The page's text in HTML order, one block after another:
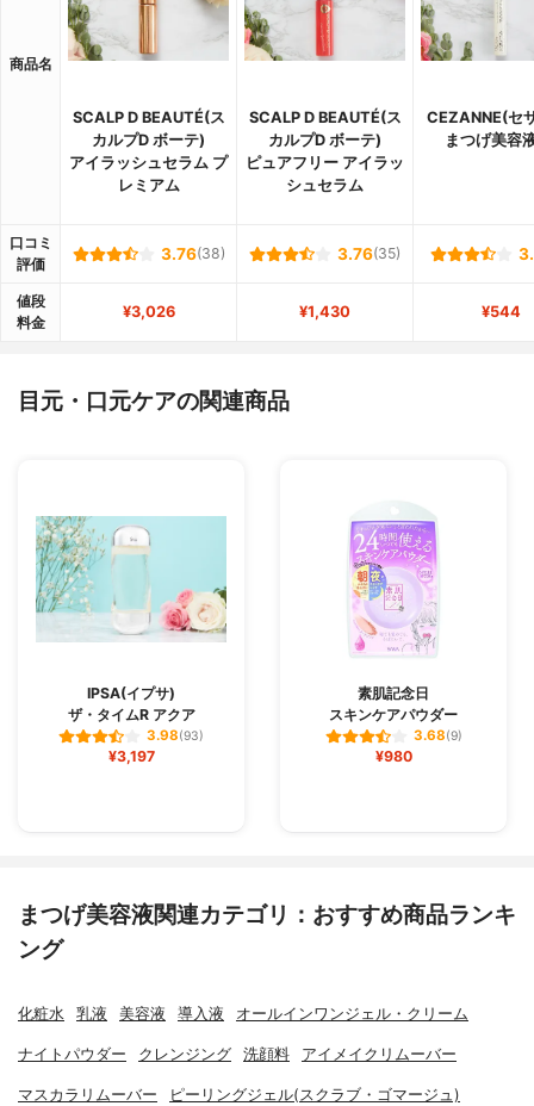
商品名
SCALP D BEAUTÉ(ス
カルプD ボーテ)
アイラッシュセラム プ
レミアム
SCALP D BEAUTÉ(ス
カルプD ボーテ)
ピュアフリー アイラッ
シュセラム
CEZANNE(セ
まつげ美容
口コミ
評価
3.76(38) 3.76(35)
値段
料金
¥3,026 ¥1,430 ¥544
目元・口元ケアの関連商品
IPSA(イプサ)
ザ・タイムR アクア
3.98(93)
¥3,197
素肌記念日
スキンケアパウダー
3.68(9)
¥980
まつげ美容液関連カテゴリ：おすすめ商品ランキ
ング
化粧水 乳液 美容液 導入液 オールインワンジェル・クリーム
ナイトパウダー クレンジング 洗顔料 アイメイクリムーバー
マスカラリムーバー ピーリングジェル(スクラブ・ゴマージュ)